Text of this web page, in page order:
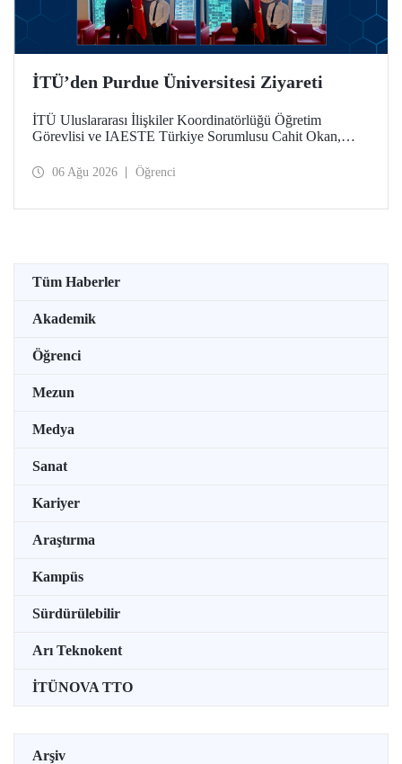
İTÜ’den Purdue Üniversitesi Ziyareti
İTÜ Uluslararası İlişkiler Koordinatörlüğü Öğretim
Görevlisi ve IAESTE Türkiye Sorumlusu Cahit Okan,
Temmuz tarihlerinde ABD’de dünyanın önde gelen
06 Ağu 2026 Öğrenci
Tüm Haberler
Akademik
Öğrenci
Mezun
Medya
Sanat
Kariyer
Araştırma
Kampüs
Sürdürülebilir
Arı Teknokent
İTÜNOVA TTO
Arşiv